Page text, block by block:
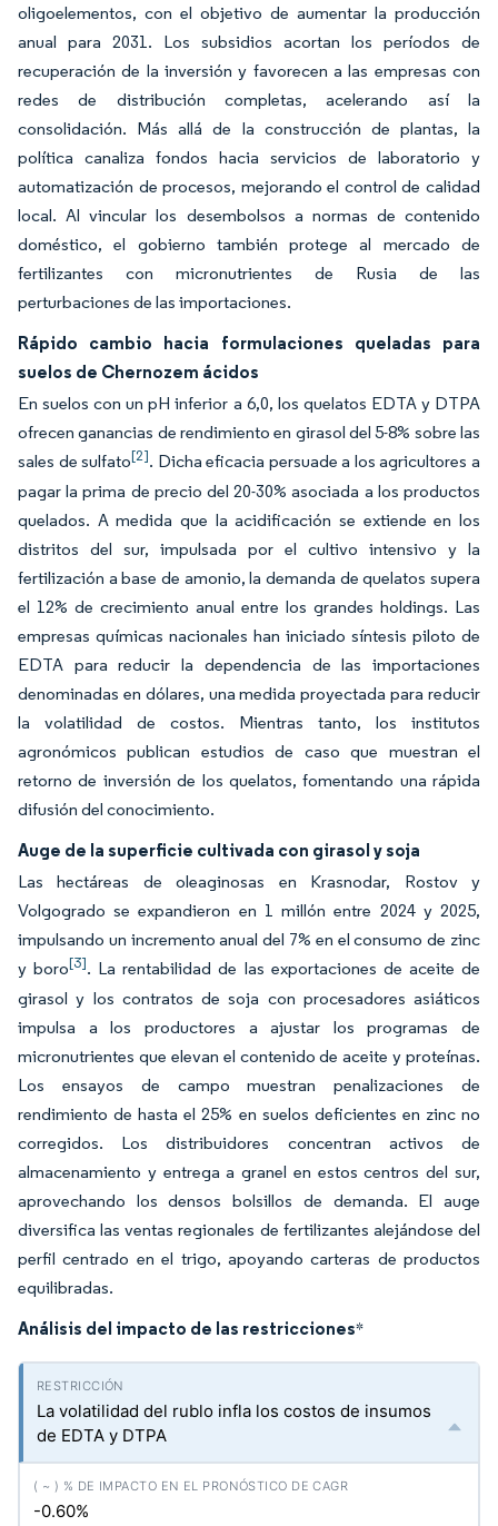
oligoelementos, con el objetivo de aumentar la producción
anual para 2031. Los subsidios acortan los períodos de
recuperación de la inversión y favorecen a las empresas con
redes de distribución completas, acelerando así la
consolidación. Más allá de la construcción de plantas, la
política canaliza fondos hacia servicios de laboratorio y
automatización de procesos, mejorando el control de calidad
local. Al vincular los desembolsos a normas de contenido
doméstico, el gobierno también protege al mercado de
fertilizantes con micronutrientes de Rusia de las
perturbaciones de las importaciones.
Rápido cambio hacia formulaciones queladas para
suelos de Chernozem ácidos
En suelos con un pH inferior a 6,0, los quelatos EDTA y DTPA
ofrecen ganancias de rendimiento en girasol del 5-8% sobre las
sales de sulfato[2]. Dicha eficacia persuade a los agricultores a
pagar la prima de precio del 20-30% asociada a los productos
quelados. A medida que la acidificación se extiende en los
distritos del sur, impulsada por el cultivo intensivo y la
fertilización a base de amonio, la demanda de quelatos supera
el 12% de crecimiento anual entre los grandes holdings. Las
empresas químicas nacionales han iniciado síntesis piloto de
EDTA para reducir la dependencia de las importaciones
denominadas en dólares, una medida proyectada para reducir
la volatilidad de costos. Mientras tanto, los institutos
agronómicos publican estudios de caso que muestran el
retorno de inversión de los quelatos, fomentando una rápida
difusión del conocimiento.
Auge de la superficie cultivada con girasol y soja
Las hectáreas de oleaginosas en Krasnodar, Rostov y
Volgogrado se expandieron en 1 millón entre 2024 y 2025,
impulsando un incremento anual del 7% en el consumo de zinc
y boro[3]. La rentabilidad de las exportaciones de aceite de
girasol y los contratos de soja con procesadores asiáticos
impulsa a los productores a ajustar los programas de
micronutrientes que elevan el contenido de aceite y proteínas.
Los ensayos de campo muestran penalizaciones de
rendimiento de hasta el 25% en suelos deficientes en zinc no
corregidos. Los distribuidores concentran activos de
almacenamiento y entrega a granel en estos centros del sur,
aprovechando los densos bolsillos de demanda. El auge
diversifica las ventas regionales de fertilizantes alejándose del
perfil centrado en el trigo, apoyando carteras de productos
equilibradas.
Análisis del impacto de las restricciones*
La volatilidad del rublo infla los costos de insumos
de EDTA y DTPA
-0.60%